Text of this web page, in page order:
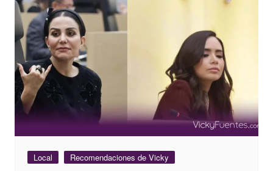
Local Recomendaciones de Vicky